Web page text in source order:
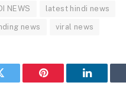
NEWS latest hindi news
news viral news
Pinterest LinkedIn